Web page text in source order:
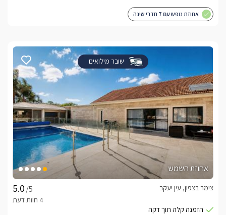
אחוזת נופש עם 7 חדרי שינה
שובר מילואים
אחוזת השמש
/5
צימר בצפון, עין יעקב